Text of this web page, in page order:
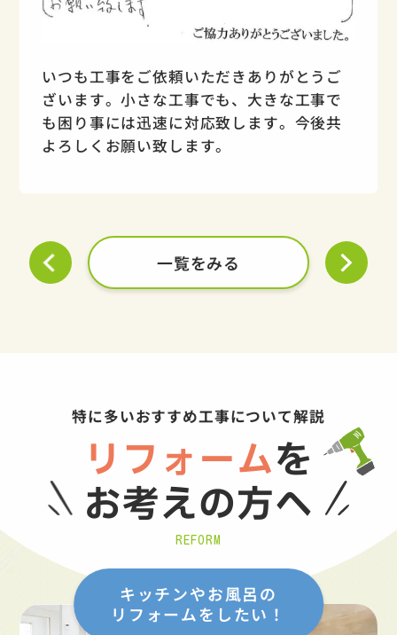
いつも工事をご依頼いただきありがとうご
ざいます。小さな工事でも、大きな工事で
も困り事には迅速に対応致します。今後共
よろしくお願い致します。
一覧をみる
特に多いおすすめ工事について解説
リフォームを
お考えの方へ
REFORM
キッチンやお風呂の
リフォームをしたい！